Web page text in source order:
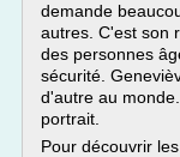
demande
autres. C'est son
des personnes
sécurité.
d'autre au
portrait.
Pour découvrir